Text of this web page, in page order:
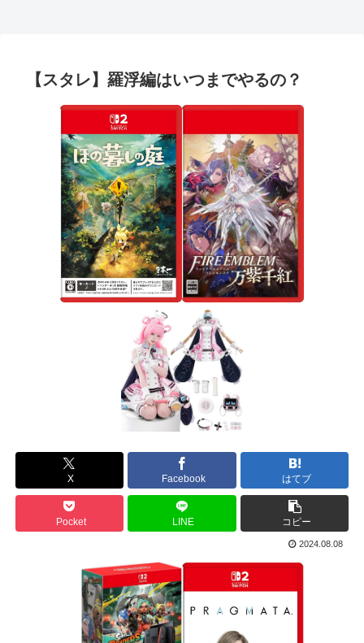
【スタレ】羅浮編はいつまでやるの？
X Facebook はてブ
Pocket LINE コピー
2024.08.08